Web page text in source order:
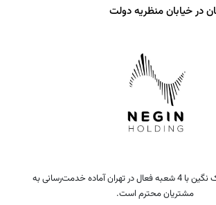
در خیابان منظریه دولت
دپارتمان بزرگ املاک نگین با 4 شعبه فعال در تهران آماده خدمت‌رسانی به
مشتریان محترم است.